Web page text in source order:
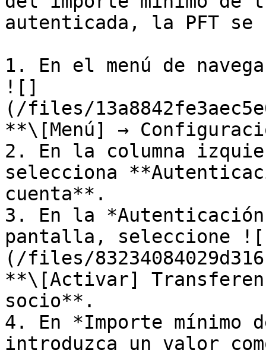
autenticada, la PFT se
1. En el menú de
![]
(/files/
**\[Menú] →
2. En la columna
selecciona
cuenta**.
3. En la
pantalla, seleccione
(/files/
**\[Activar]
socio**.
4. En *Importe mínimo
introduzca un valor